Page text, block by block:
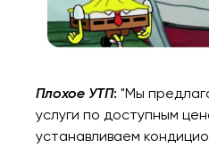
Плохое УТП: "Мы
услуги по доступным
устанавливаем